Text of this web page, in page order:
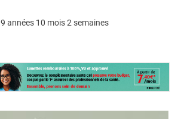
9 années 10 mois 2 semaines